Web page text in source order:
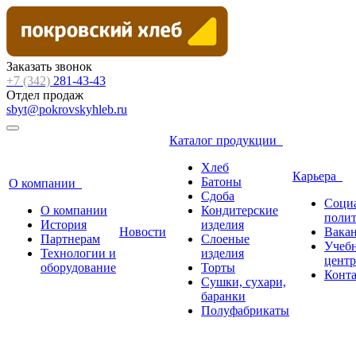
Заказать звонок
+7 (342) 281-43-43
Отдел продаж
sbyt@pokrovskyhleb.ru
О компании
О компании
История
Партнерам
Технологии и
оборудование
Новости
Каталог продукции
Хлеб
Батоны
Сдоба
Кондитерские
изделия
Слоеные
изделия
Торты
Сушки, сухари,
баранки
Полуфабрикаты
Карьера
центр